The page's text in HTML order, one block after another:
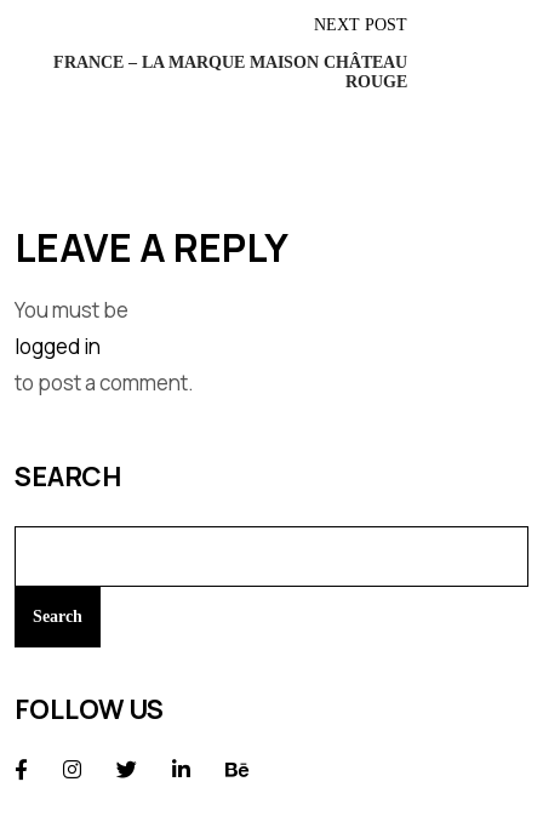
NEXT POST
FRANCE – LA MARQUE MAISON CHÂTEAU
ROUGE
LEAVE A REPLY
You must be
logged in
to post a comment.
SEARCH
Search
FOLLOW US